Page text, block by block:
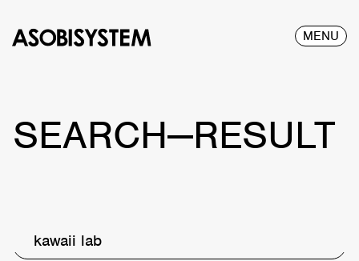
MENU
SEARCH—RESULT
kawaii lab